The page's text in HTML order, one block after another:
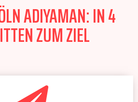
ADIYAMAN: IN 4
ZUM ZIEL